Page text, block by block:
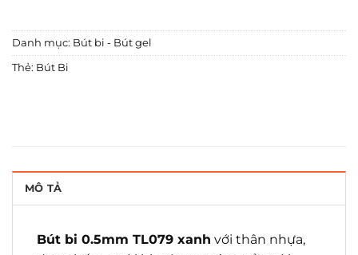
Danh mục: Bút bi - Bút gel
Thẻ: Bút Bi
MÔ TẢ
Bút bi 0.5mm TL079 xanh với thân nhựa,